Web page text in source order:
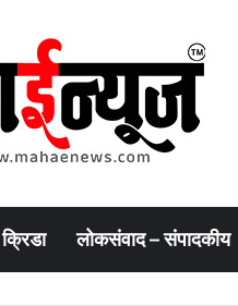
क्रिडा लोकसंवाद – संपादकीय